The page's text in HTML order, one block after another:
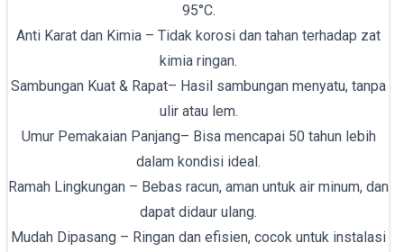
95°C.
Anti Karat dan Kimia – Tidak korosi dan tahan terhadap zat
kimia ringan.
Sambungan Kuat & Rapat– Hasil sambungan menyatu, tanpa
ulir atau lem.
Umur Pemakaian Panjang– Bisa mencapai 50 tahun lebih
dalam kondisi ideal.
Ramah Lingkungan – Bebas racun, aman untuk air minum, dan
dapat didaur ulang.
Mudah Dipasang – Ringan dan efisien, cocok untuk instalasi